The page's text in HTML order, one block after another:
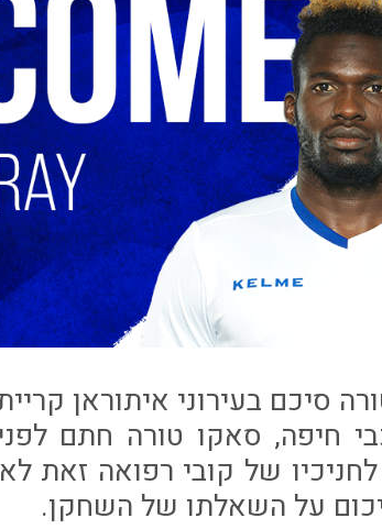
סיכם בעירוני איתוראן
חיפה, סאקו טורה חתם
של קובי רפואה זאת
על השאלתו של השחקן.